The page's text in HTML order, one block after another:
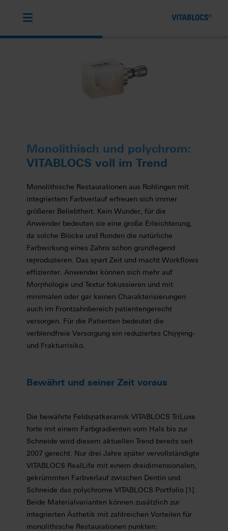
Monolithisch und polychrom:
VITABLOCS voll im Trend
Monolithische Restaurationen aus Rohlingen mit
integriertem Farbverlauf erfreuen sich immer
größerer Beliebtheit. Kein Wunder, für die
Anwender bedeuten sie eine große Erleichterung,
da solche Blöcke und Ronden die natürliche
Farbwirkung eines Zahns schon grundlegend
reproduzieren. Das spart Zeit und macht Workflows
effizienter. Anwender können sich mehr auf
Morphologie und Textur fokussieren und mit
minimalen oder gar keinen Charakterisierungen
auch im Frontzahnbereich patientengerecht
versorgen. Für die Patienten bedeutet die
verblendfreie Versorgung ein reduziertes Chipping-
und Frakturrisiko.
Bewährt und seiner Zeit voraus
Die bewährte Feldspatkeramik VITABLOCS TriLuxe
forte mit einem Farbgradienten vom Hals bis zur
Schneide wird diesem aktuellen Trend bereits seit
2007 gerecht. Nur drei Jahre später vervollständigte
VITABLOCS RealLife mit einem dreidimensionalen,
gekrümmten Farbverlauf zwischen Dentin und
Schneide das polychrome VITABLOCS Portfolio [1].
Beide Materialvarianten können zusätzlich zur
integrierten Ästhetik mit zahlreichen Vorteilen für
monolithische Restaurationen punkten: